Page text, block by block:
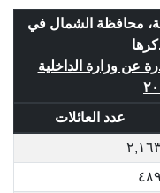
محافظة الشمال في
عن وزارة الداخلية
عدد العائلات
٤٨٩